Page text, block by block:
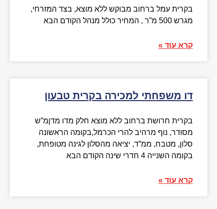
בקרית עמל ברחוב מבוקש ללא מוצא, בצד המזרחי,
מגרש 500 מ”ר , המחיר כולל מנהל הקודם הבא
קרא עוד »
דו משפחתי למכירה בקרית טבעון
בקרית חרושת ברחוב ללא מוצא חלק מדו מדןמ”ש
מסודר, נוף מרהיב להרי הכרמל,בקומה הראשונה
סלון, מטבח, ממ”ד, יציאה מהסלון לגינה מטופחת,
בקומה השנייה 4 חדרי שינה הקודם הבא
קרא עוד »